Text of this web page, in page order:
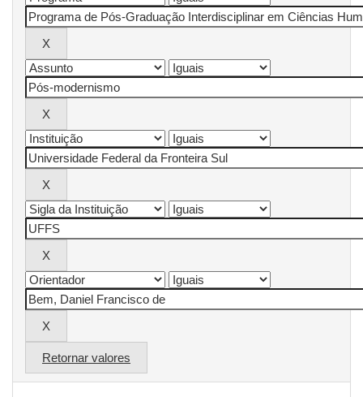
Retornar valores